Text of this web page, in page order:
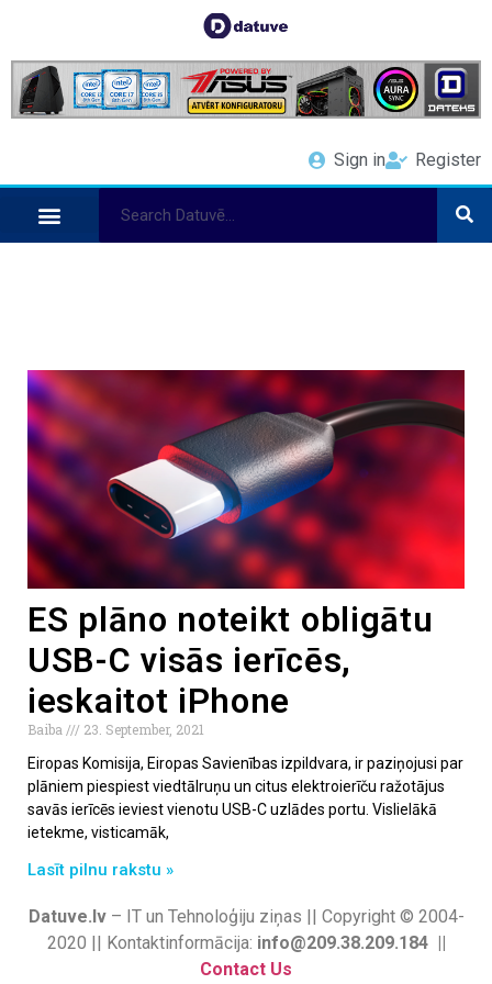
Sign in Register
ES plāno noteikt obligātu
USB-C visās ierīcēs,
ieskaitot iPhone
Baiba
23. September, 2021
Eiropas Komisija, Eiropas Savienības izpildvara, ir paziņojusi par
plāniem piespiest viedtālruņu un citus elektroierīču ražotājus
savās ierīcēs ieviest vienotu USB-C uzlādes portu. Vislielākā
ietekme, visticamāk,
Lasīt pilnu rakstu »
Datuve.lv– IT un Tehnoloģiju ziņas || Copyright © 2004-
2020 || Kontaktinformācija: info@209.38.209.184 ||
Contact Us